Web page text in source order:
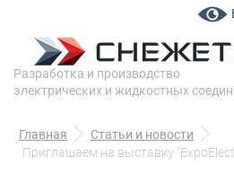
Разработка и производство
электрических и жидкостных
Главная
Статьи и новости
Приглашаем на выставку